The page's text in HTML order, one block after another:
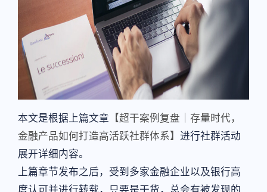
本文是根据上篇文章 【超干案例复盘｜存量时代，
金融产品如何打造高活跃社群体系】 进行社群活动
展开详细内容。
上篇章节发布之后，受到多家金融企业以及银行高